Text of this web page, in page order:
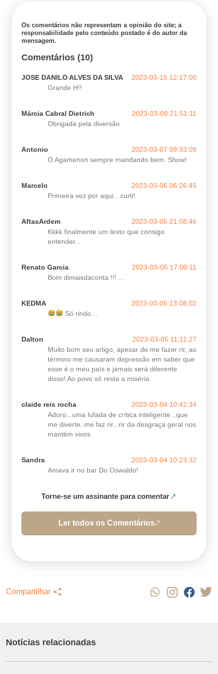
Os comentários não representam a opinião do site; a
responsabilidade pelo conteúdo postado é do autor da
mensagem.
Comentários (10)
JOSE DANILO ALVES DA SILVA
2023-03-15 12:17:00
Grande H!!
Márcia Cabral Dietrich
2023-03-08 21:51:11
Obrigada pela diversão
Antonio
2023-03-07 09:33:09
O Agamenon sempre mandando bem. Show!
Marcelo
2023-03-06 06:26:45
Primeira vez por aqui…curti!
AftasArdem
2023-03-05 21:08:46
Kkkk finalmente um texto que consigo
entender...
Renato Garcia
2023-03-05 17:00:11
Bom dimaisdaconta !!! …
KEDMA
2023-03-05 13:08:02
Só rindo…
Dalton
2023-03-05 11:11:27
Muito bom seu artigo, apesar de me fazer rir, ao
término me causaram depressão em saber que
esse é o meu país e jamais será diferente
disso! Ao povo só resta a miséria.
claide reis rocha
2023-03-04 10:42:34
Adoro...uma lufada de crítica inteligente...que
me diverte..me faz rir...rir da desgraça geral nos
mantém vivos
Sandra
2023-03-04 10:23:32
Amava ir no bar Do Oswaldo!
Torne-se um assinante para comentar
Ler todos os Comentários
Compartilhar
Notícias relacionadas